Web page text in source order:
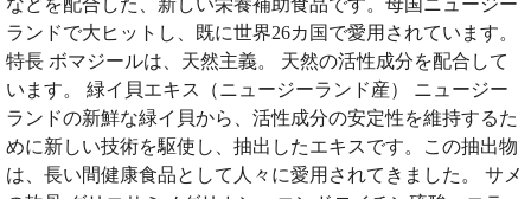
ランドで大ヒットし、既に世界26カ国で愛用されています。
特長 ボマジールは、天然主義。 天然の活性成分を配合して
います。 緑イ貝エキス（ニュージーランド産） ニュージー
ランドの新鮮な緑イ貝から、活性成分の安定性を維持するた
めに新しい技術を駆使し、抽出したエキスです。この抽出物
は、長い間健康食品として人々に愛用されてきました。 サメ